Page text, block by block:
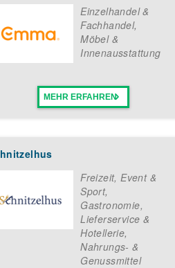
Einzelhandel &
Fachhandel,
Möbel &
Innenausstattung
MEHR ERFAHREN
Freizeit, Event &
Sport,
Gastronomie,
Lieferservice &
Hotellerie,
Nahrungs- &
Genussmittel